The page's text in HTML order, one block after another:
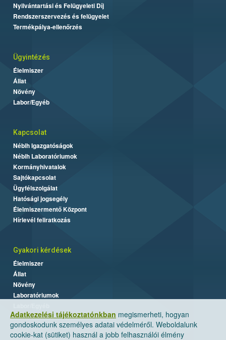
Adatkezelési tájékoztatónkban megismerheti, hogyan
gondoskodunk személyes adatai védelméről. Weboldalunk
cookie-kat (sütiket) használ a jobb felhasználói élmény
Nyilvántartási és Felügyeleti Díj
Rendszerszervezés és felügyelet
Termékpálya-ellenőrzés
Ügyintézés
Élelmiszer
Állat
Növény
Labor/Egyéb
Kapcsolat
Nébih Igazgatóságok
Nébih Laboratóriumok
Kormányhivatalok
Sajtókapcsolat
Ügyfélszolgálat
Hatósági jogsegély
Élelmiszermentő Központ
Hírlevél feliratkozás
Gyakori kérdések
Élelmiszer
Állat
Növény
Laboratóriumok